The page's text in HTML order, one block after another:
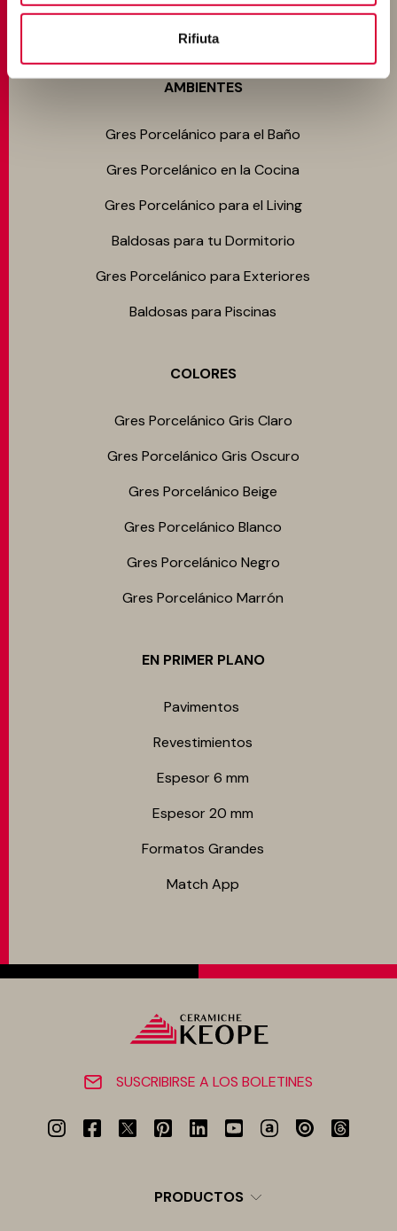
Rifiuta
AMBIENTES
Gres Porcelánico para el Baño
Gres Porcelánico en la Cocina
Gres Porcelánico para el Living
Baldosas para tu Dormitorio
Gres Porcelánico para Exteriores
Baldosas para Piscinas
COLORES
Gres Porcelánico Gris Claro
Gres Porcelánico Gris Oscuro
Gres Porcelánico Beige
Gres Porcelánico Blanco
Gres Porcelánico Negro
Gres Porcelánico Marrón
EN PRIMER PLANO
Pavimentos
Revestimientos
Espesor 6 mm
Espesor 20 mm
Formatos Grandes
Match App
SUSCRIBIRSE A LOS BOLETINES
PRODUCTOS